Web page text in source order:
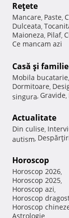
Reţete
Mancare, Paste,
Dulceata,
Maioneza, Pilaf,
Ce mancam azi
Casă şi familie
Mobila bucatarie,
Dormitoare,
singura, Gravide,
Actualitate
Din culise,
autism,
Horoscop
Horoscop 2026,
Horoscop 2025,
Horoscop azi,
Horoscop
Horoscop
Astrologie